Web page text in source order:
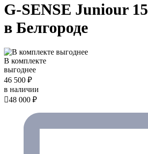
G-SENSE Juniour 15
в Белгороде
В комплекте
выгоднее
46 500 ₽
в наличии
48 000 ₽